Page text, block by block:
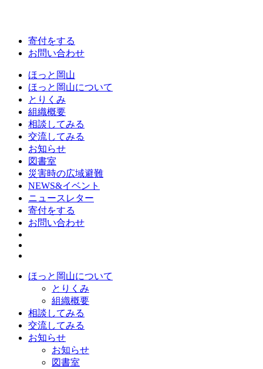
寄付をする
お問い合わせ
ほっと岡山
ほっと岡山について
とりくみ
組織概要
相談してみる
交流してみる
お知らせ
図書室
災害時の広域避難
NEWS&イベント
ニュースレター
寄付をする
お問い合わせ
ほっと岡山について
とりくみ
組織概要
相談してみる
交流してみる
お知らせ
お知らせ
図書室